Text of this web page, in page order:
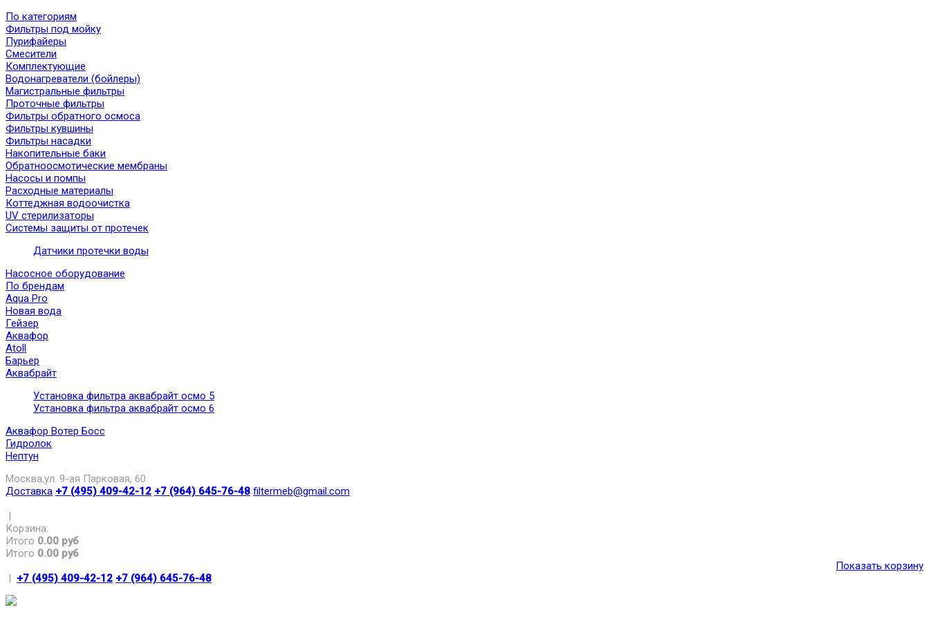
По категориям
Фильтры под мойку
Пурифайеры
Смесители
Комплектующие
Водонагреватели (бойлеры)
Магистральные фильтры
Проточные фильтры
Фильтры обратного осмоса
Фильтры кувшины
Фильтры насадки
Накопительные баки
Обратноосмотические мембраны
Насосы и помпы
Расходные материалы
Коттеджная водоочистка
UV стерилизаторы
Системы защиты от протечек
Датчики протечки воды
Насосное оборудование
По брендам
Aqua Pro
Новая вода
Гейзер
Аквафор
Atoll
Барьер
Аквабрайт
Установка фильтра аквабрайт осмо 5
Установка фильтра аквабрайт осмо 6
Аквафор Вотер Босс
Гидролок
Нептун
Москва,ул. 9-ая Парковая, 60
Доставка +7 (495) 409-42-12 +7 (964) 645-76-48 filtermeb@gmail.com
|
Корзина:
Итого 0.00 руб
Итого 0.00 руб
Показать корзину
| +7 (495) 409-42-12 +7 (964) 645-76-48